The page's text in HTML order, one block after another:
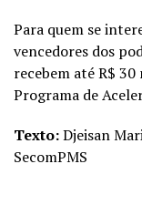
Para quem se
vencedores dos
recebem até R$
Programa de
Texto:Djeisan
SecomPMS